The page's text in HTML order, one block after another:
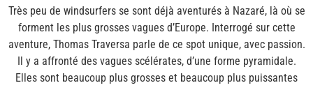
Très peu de windsurfers se sont déjà aventurés à Nazaré, là où se
forment les plus grosses vagues d’Europe. Interrogé sur cette
aventure, Thomas Traversa parle de ce spot unique, avec passion.
Il y a affronté des vagues scélérates, d’une forme pyramidale.
Elles sont beaucoup plus grosses et beaucoup plus puissantes